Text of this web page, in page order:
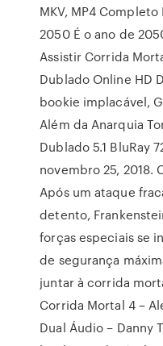
MKV, MP4
2050 É o ano de
Assistir Corrida
Dublado Online HD
bookie implacável,
Além da Anarquia
Dublado 5.1 BluRay
novembro 25, 2018.
Após um ataque
detento,
forças especiais se
de segurança
juntar à corrida
Corrida Mortal 4 –
Dual Áudio – Danny